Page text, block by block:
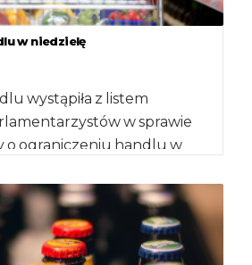
w niedzielę
wystąpiła z listem
w sprawie
o ograniczeniu handlu w